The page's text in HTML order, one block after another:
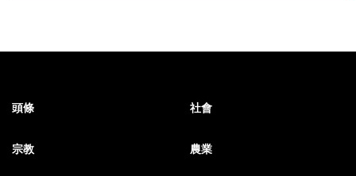
頭條 社會
宗教 農業